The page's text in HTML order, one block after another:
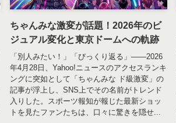
ちゃんみな激変が話題！2026年のビ
ジュアル変化と東京ドームへの軌跡
「別人みたい！」「びっくり返る」――2026
年4月28日、Yahoo!ニュースのアクセスランキ
ングに突如として「ちゃんみな ド級激変」の
記事が浮上し、SNS上でその名前がトレンド
入りした。スポーツ報知が報じた最新ショッ
トを見たファンたちは、口々に驚きを隠せ...